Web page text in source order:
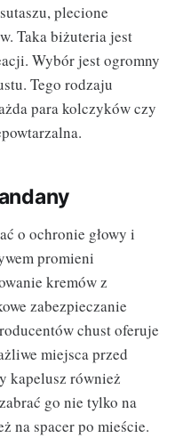
plecione
Taka biżuteria jest
Wybór jest ogromny
Tego rodzaju
para kolczyków czy
o ochronie głowy i
promieni
kremów z
zabezpieczanie
chust oferuje
miejsca przed
kapelusz również
go nie tylko na
na spacer po mieście.